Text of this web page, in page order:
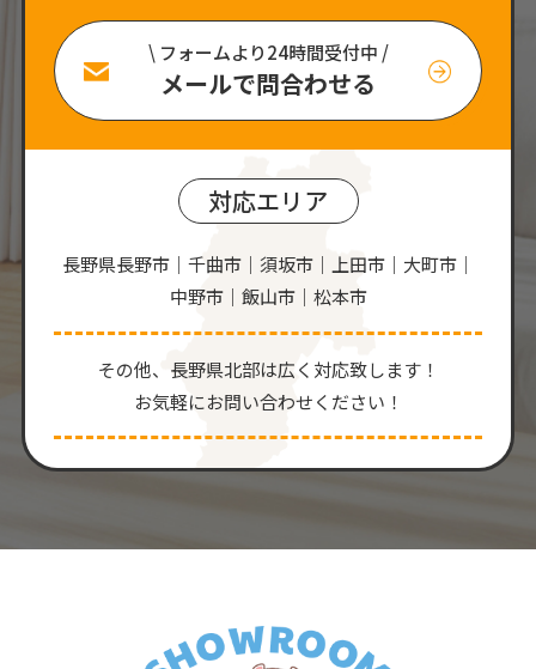
\ フォームより24時間受付中 /
メールで問合わせる
対応エリア
長野県長野市｜千曲市｜須坂市｜上田市｜大町市｜
中野市｜飯山市｜松本市
その他、⻑野県北部は広く対応致します！
お気軽にお問い合わせください！